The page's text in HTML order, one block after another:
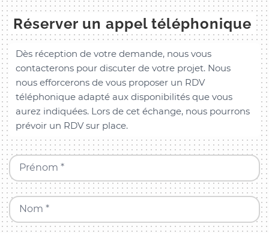
Réserver un appel téléphonique
Dès réception de votre demande, nous vous
contacterons pour discuter de votre projet. Nous
nous efforcerons de vous proposer un RDV
téléphonique adapté aux disponibilités que vous
aurez indiquées. Lors de cet échange, nous pourrons
prévoir un RDV sur place.
Prénom *
Nom *